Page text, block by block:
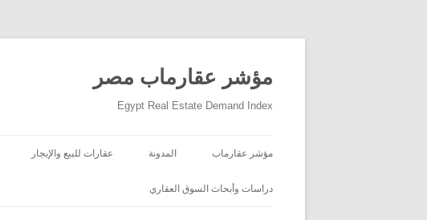
مؤشر عقارماب مصر
Egypt Real Estate Demand Index
مؤشر عقارماب المدونة عقارات للبيع والإيجار
دراسات وأبحاث السوق العقاري